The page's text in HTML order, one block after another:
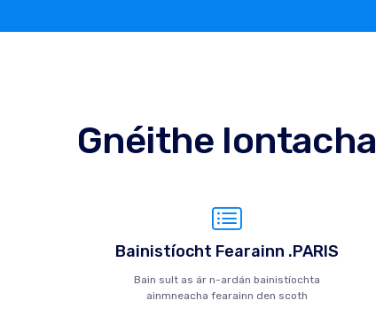
Gnéithe Iontacha
Bainistíocht Fearainn .PARIS
Bain sult as ár n-ardán bainistíochta
ainmneacha fearainn den scoth